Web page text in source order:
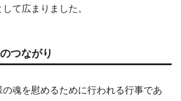
して広まりました。
つながり
魂を慰めるために行われる行事であ